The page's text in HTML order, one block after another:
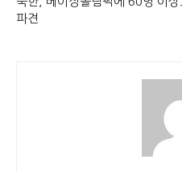
파견